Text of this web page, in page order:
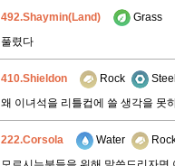
492.Shaymin(Land)
Grass
풀렸다
410.Shieldon Rock
Steel
왜 이녀석을 리틀컵에 쓸 생각을 못
222.Corsola Water